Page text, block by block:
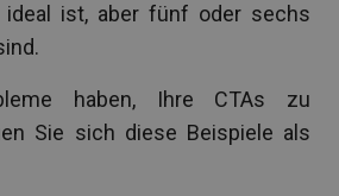
ideal ist, aber fünf oder sechs
haben, Ihre CTAs zu
Sie sich diese Beispiele als